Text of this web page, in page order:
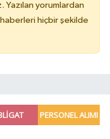
yorumlardan
hiçbir şekilde